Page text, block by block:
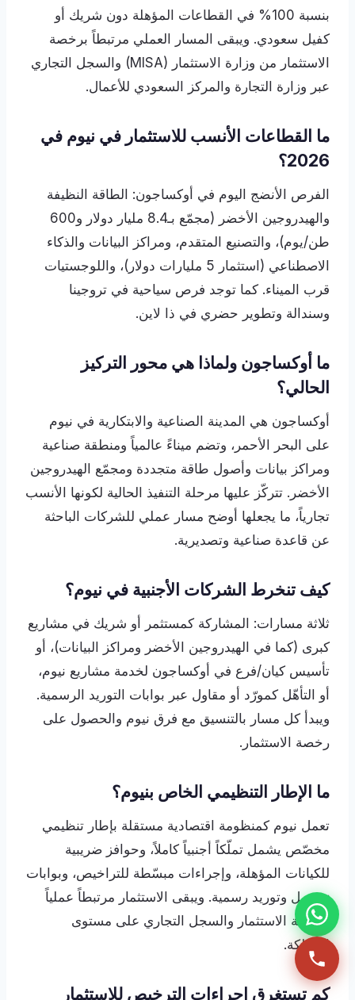
بنسبة 100% في القطاعات المؤهلة دون شريك أو
كفيل سعودي. ويبقى المسار العملي مرتبطاً برخصة
الاستثمار من وزارة الاستثمار (MISA) والسجل التجاري
عبر وزارة التجارة والمركز السعودي للأعمال.
ما القطاعات الأنسب للاستثمار في نيوم في
2026؟
الفرص الأنضج اليوم في أوكساجون: الطاقة النظيفة
والهيدروجين الأخضر (مجمّع بـ8.4 مليار دولار و600
طن/يوم)، والتصنيع المتقدم، ومراكز البيانات والذكاء
الاصطناعي (استثمار 5 مليارات دولار)، واللوجستيات
قرب الميناء. كما توجد فرص سياحية في تروجينا
وسندالة وتطوير حضري في ذا لاين.
ما أوكساجون ولماذا هي محور التركيز
الحالي؟
أوكساجون هي المدينة الصناعية والابتكارية في نيوم
على البحر الأحمر، وتضم ميناءً عالمياً ومنطقة صناعية
ومراكز بيانات وأصول طاقة متجددة ومجمّع الهيدروجين
الأخضر. تتركّز عليها مرحلة التنفيذ الحالية لكونها الأنسب
تجارياً، ما يجعلها أوضح مسار عملي للشركات الباحثة
عن قاعدة صناعية وتصديرية.
كيف تنخرط الشركات الأجنبية في نيوم؟
ثلاثة مسارات: المشاركة كمستثمر أو شريك في مشاريع
كبرى (كما في الهيدروجين الأخضر ومراكز البيانات)، أو
تأسيس كيان/فرع في أوكساجون لخدمة مشاريع نيوم،
أو التأهّل كمورّد أو مقاول عبر بوابات التوريد الرسمية.
ويبدأ كل مسار بالتنسيق مع فرق نيوم والحصول على
رخصة الاستثمار.
ما الإطار التنظيمي الخاص بنيوم؟
تعمل نيوم كمنظومة اقتصادية مستقلة بإطار تنظيمي
مخصّص يشمل تملّكاً أجنبياً كاملاً، وحوافز ضريبية
للكيانات المؤهلة، وإجراءات مبسّطة للتراخيص، وبوابات
تسجيل وتوريد رسمية. ويبقى الاستثمار مرتبطاً عملياً
برخصة الاستثمار والسجل التجاري على مستوى
المملكة.
كم تستغرق إجراءات الترخيص للاستثمار